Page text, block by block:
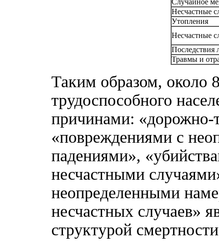
Несчастные
Утопления
Несчастные
Последствия
Травмы и
Таким образом, около
трудоспособного
причинами:
«повреждениями с
падениями»,
несчастными
неопределенными
несчастных случаев»
структурой